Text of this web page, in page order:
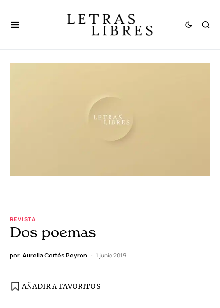
REVISTA
Dos poemas
por Aurelia Cortés Peyron 1 junio 2019
AÑADIR A FAVORITOS